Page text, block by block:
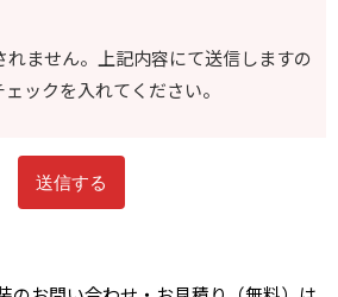
れません。上記内容にて送信しますの
ックを入れてください。